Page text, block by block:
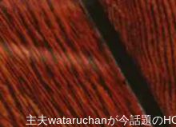
主夫wataruchanが今話題の